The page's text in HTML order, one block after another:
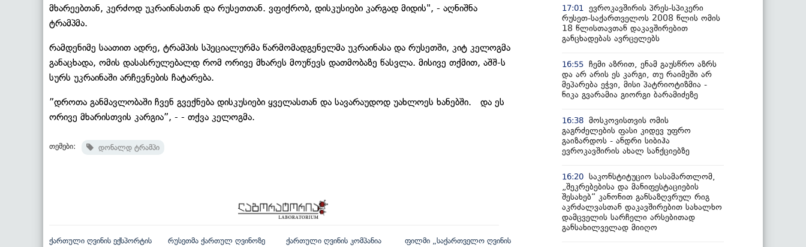
მხარეებთან, კერძოდ უკრაინასთან და რუსეთთან. ვფიქრობ, დისკუსიები კარგად მიდის", - აღნიშნა
ტრამპმა.
რამდენიმე საათით ადრე, ტრამპის სპეციალურმა წარმომადგენელმა უკრაინასა და რუსეთში, კიტ კელოგმა
განაცხადა, ომის დასასრულებალდ რომ ორივე მხარეს მოუწევს დათმობაზე წასვლა. მისივე თქმით, აშშ-ს
სურს უკრაინაში არჩევნების ჩატარება.
”დროთა განმავლობაში ჩვენ გვექნება დისკუსიები ყველასთან და სავარაუდოდ უახლოეს ხანებში. და ეს
ორივე მხარისთვის კარგია”, - - თქვა კელოგმა.
თემები: დონალდ ტრამპი
ქართული ღვინის ექსპორტის
რუსეთმა ქართულ ღვინოზე
ქართული ღვინის კომპანია
ფილმი „საქართველო ღვინის
17:01
ევროკავშირის პრეს-სპიკერი
რუსეთ-საქართველოს 2008 წლის ომის
18 წლისთავთან დაკავშირებით
განცხადებას ავრცელებს
16:55 ჩემი აზრით, ენამ გაუსწრო აზრს
და არ არის ეს კარგი, თუ რაიმეში არ
მეპარება ეჭვი, მისი პატრიოტიზმია -
ნიკა გვარამია გიორგი ბარამიძეზე
16:38 მოსკოვისთვის ომის
გაგრძელების ფასი კიდევ უფრო
გაიზარდოს - ანდრი სიბიჰა
ევროკავშირის ახალ სანქციებზე
16:20 საკონსტიტუციო სასამართლომ,
„შეკრებებისა და მანიფესტაციების
შესახებ“ კანონით განსაზღვრულ რიგ
აკრძალვასთან დაკავშირებით სახალხო
დამცველის სარჩელი არსებითად
განსახილველად მიიღო